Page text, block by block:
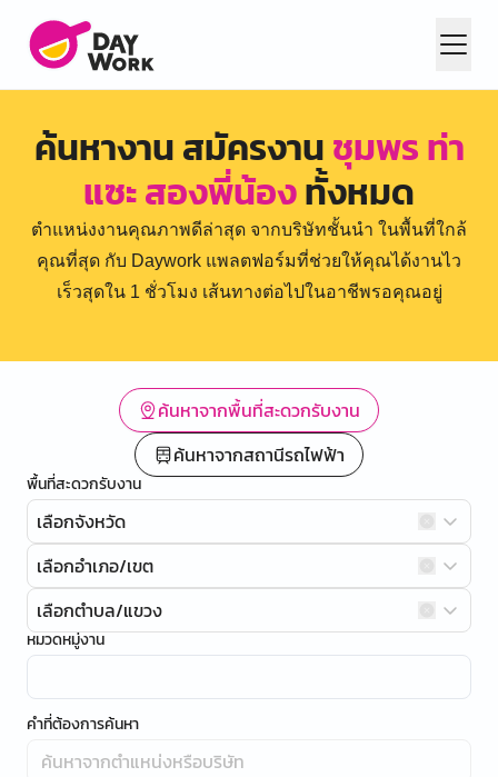
ค้นหางาน สมัครงานชุมพร ท่า
แซะ สองพี่น้องทั้งหมด
ตำแหน่งงานคุณภาพดีล่าสุด จากบริษัทชั้นนำ ในพื้นที่ใกล้
คุณที่สุด กับ Daywork แพลตฟอร์มที่ช่วยให้คุณได้งานไว
เร็วสุดใน 1 ชั่วโมง เส้นทางต่อไปในอาชีพรอคุณอยู่
ค้นหาจากพื้นที่สะดวกรับงาน
ค้นหาจากสถานีรถไฟฟ้า
พื้นที่สะดวกรับงาน
เลือกจังหวัด
เลือกอำเภอ/เขต
เลือกตำบล/แขวง
หมวดหมู่งาน
คำที่ต้องการค้นหา